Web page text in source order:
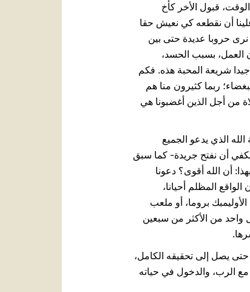
قبول الأخر كأخ
أن نقطعه كي نعيش حقا
نرى حروبا عديدة حتى بين
العمل، بسبب الحسد،
شريعة المحبة هذه. فكم
ربما كثيرون منا هم
من أجل الذين أغضبونا هي
الذي يدعو الجميع
أن نفتح جريدة- كما سبق
أن الله أقوى؟ دعونا
المظلم أحيانا،
بروما، أو ملعب
واحد من الأكثر من سبعين
يصل إلى تحقيقه الكامل،
مع الرب، والدخول في حياته